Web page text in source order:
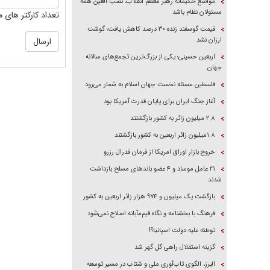
تعداد کارکتر های
مسئولان نظام باشد
قیمت گوسفند زنده ۳۰ درصد کاهش یافت؛ گوشت
ارزان نشد
اربعین حسینی؛ یکی از بزرگ‌ترین تجمع‌های سالانه
جهان
فلسطین مسئله نخست جهان اسلام به شمار می‌رود
آغاز جنگ ایران برای پایان قدرت آمریکا بود
۲.۸ میلیون زائر به کشور بازگشتند
۱.۸میلیون زائر اربعین به کشور بازگشتند
خروج بازار اوراق امریکا از فرمان فدرال رزرو
۲۱ عامل موساد و ۴ عضو باند‌های مسلح بازداشت
شدند
بازگشت یک میلیون و ۹۷۴ هزار زائر اربعین به کشور
فرهنگ با بخشنامه و نگاه قیم‌مآبانه اصلاح نمی‌شود
توطئه علیه دولت اسپانیا؟!
گزینه استقلال راهی گل گهر شد
البرز، الگوی تاب‌آوری ملی و شتاب در مسیر توسعه